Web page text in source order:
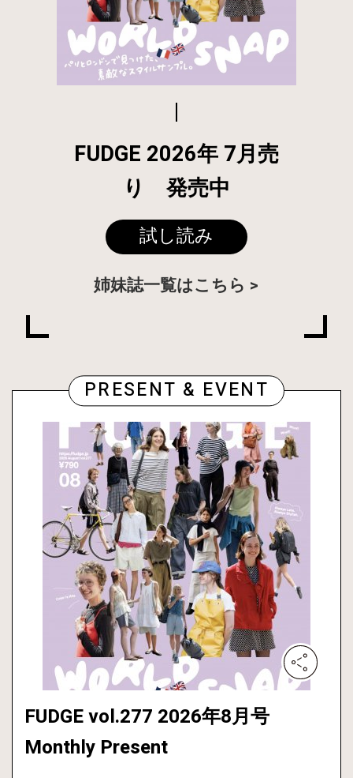
FUDGE 2026年 7月売
り 発売中
試し読み
姉妹誌一覧はこちら
PRESENT & EVENT
FUDGE vol.277 2026年8月号
Monthly Present